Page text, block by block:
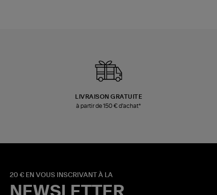
LIVRAISON GRATUITE
à partir de 150 € d'achat*
20 € EN VOUS INSCRIVANT À LA